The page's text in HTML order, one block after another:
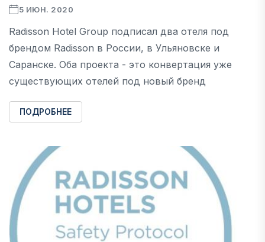
5 ИЮН. 2020
Radisson Hotel Group подписал два отеля под
брендом Radisson в России, в Ульяновске и
Саранске. Оба проекта - это конвертация уже
существующих отелей под новый бренд
ПОДРОБНЕЕ